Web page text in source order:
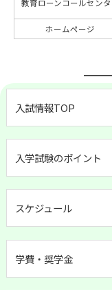
教育ローンコールセン
ホームページ
入試情報TOP
入学試験のポイント
スケジュール
学費・奨学金